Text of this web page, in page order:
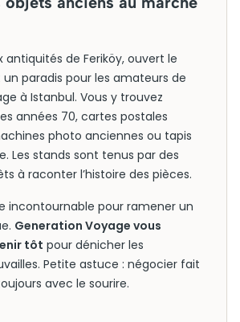
antiquités de Feriköy, ouvert le
paradis pour les amateurs de
à Istanbul. Vous y trouvez
années 70, cartes postales
photo anciennes ou tapis
Les stands sont tenus par des
à raconter l’histoire des pièces.
incontournable pour ramener un
Generation Voyage vous
tôt pour dénicher les
Petite astuce : négocier fait
avec le sourire.